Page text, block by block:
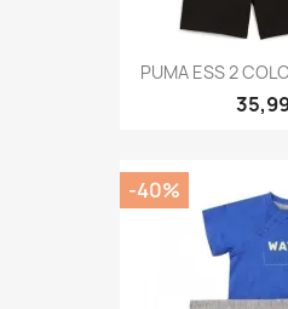
PUMA ESS 2
-40%